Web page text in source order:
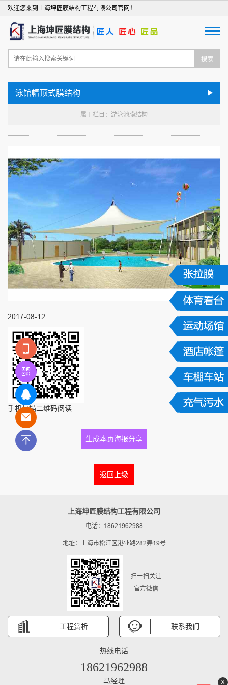
欢迎您来到上海坤匠膜结构工程有限公司官网！
搜索
泳馆帽顶式膜结构
属于栏目：游泳池膜结构
2017-08-12
手机扫描二维码阅读
生成本页海报分享
返回上级
上海坤匠膜结构工程有限公司
电话：18621962988
地址：上海市松江区港业路282弄19号
扫一扫关注
官方微信
工程赏析 联系我们
热线电话
18621962988
马经理 X